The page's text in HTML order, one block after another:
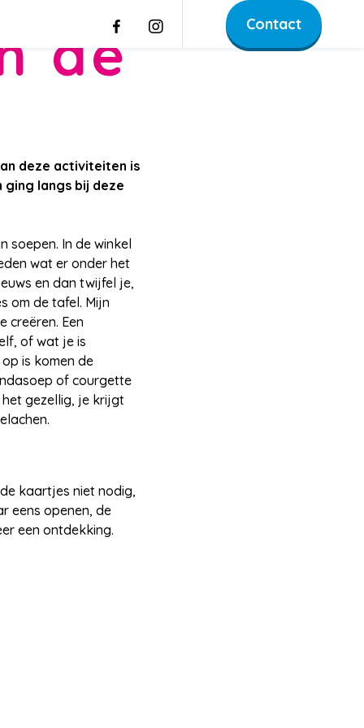
Contact
de
deze activiteiten is
ging langs bij deze
soepen. In de winkel
wat er onder het
en dan twijfel je,
om de tafel. Mijn
creëren. Een
of wat je is
is komen de
of courgette
het gezellig, je krijgt
kaartjes niet nodig,
eens openen, de
een ontdekking.